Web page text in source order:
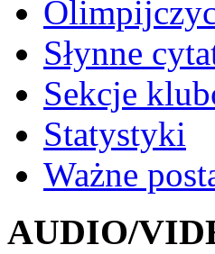
Słynne
Sekcje
Statystyki
Ważne
AUDIO/